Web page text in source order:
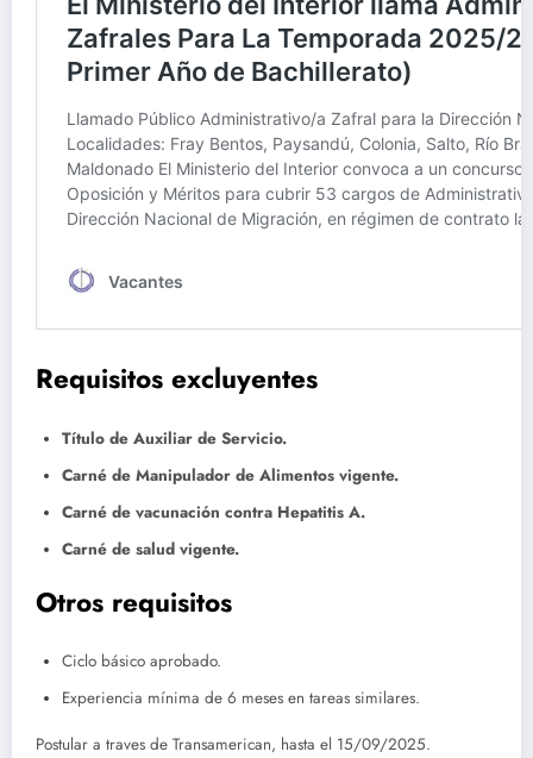
Requisitos excluyentes
Título de Auxiliar de Servicio.
Carné de Manipulador de Alimentos vigente.
Carné de vacunación contra Hepatitis A.
Carné de salud vigente.
Otros requisitos
Ciclo básico aprobado.
Experiencia mínima de 6 meses en tareas similares.
Postular a traves de Transamerican, hasta el 15/09/2025.